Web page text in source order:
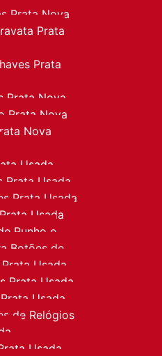
Prata Nova
Prata
Prata
Prata Nova
Prata Nova
Nova
Usada
Prata Usada
Prata Usada
Usada
Punho e
Botões de
Usada
Prata Usada
Usada
de Relógios
Usada